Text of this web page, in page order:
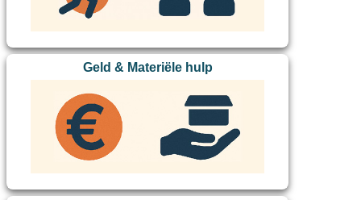
Geld & Materiële hulp